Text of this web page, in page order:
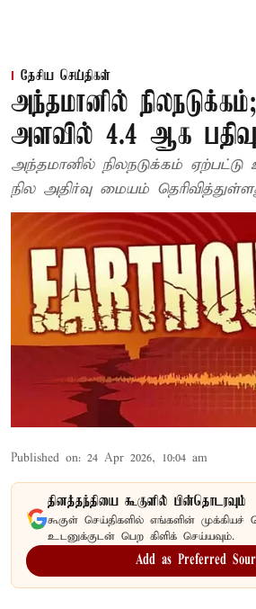
தேசிய செய்திகள்
அந்தமானில்
அளவில் 4.4 ஆக பதிவு
அந்தமானில் நிலநடுக்கம்
நில அதிர்வு மையம்
Published on: 24 Apr 2026, 10:04 am
தினத்தந்தியை கூகுளில் பின்தொடரவும்
கூகுள் செய்திகளில் எங்களின் முக்கியச்
உடனுக்குடன் பெற கிளிக் செய்யவும்.
Add as Preferred